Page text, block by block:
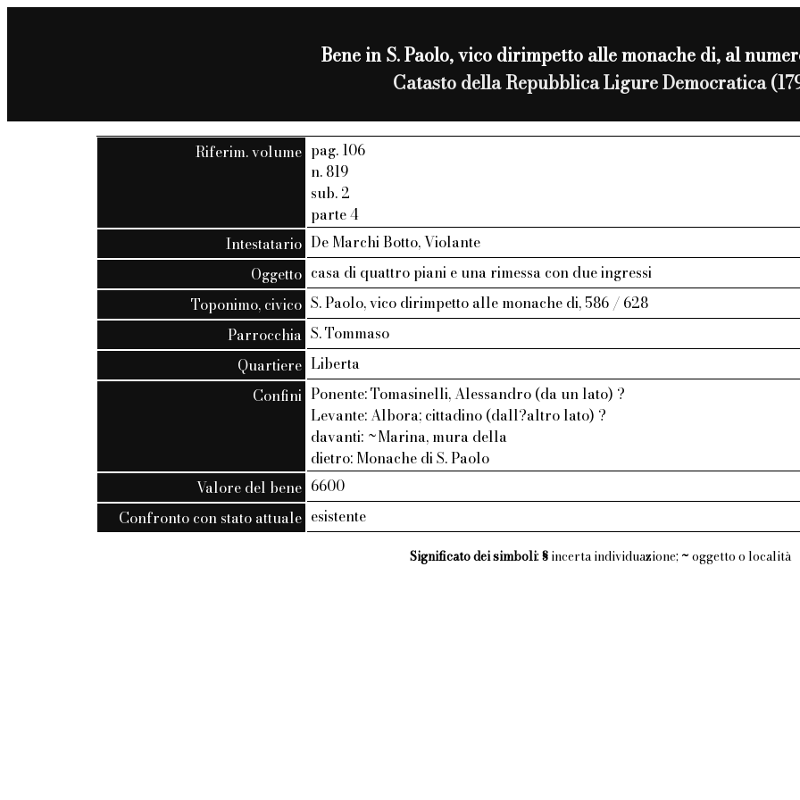
Bene in S. Paolo, vico dirimpetto alle monache di, al
Catasto della Repubblica Ligure Democratica
Riferim. volume pag. 106
n. 819
sub. 2
parte 4
Intestatario De Marchi Botto, Violante
Oggetto casa di quattro piani e una rimessa con due ingressi
Toponimo, civico S. Paolo, vico dirimpetto alle monache di, 586 / 628
Parrocchia S. Tommaso
Quartiere Liberta
Confini Ponente: Tomasinelli, Alessandro (da un lato) ?
Levante: Albora; cittadino (dall?altro lato) ?
davanti: ~Marina, mura della
dietro: Monache di S. Paolo
Valore del bene 6600
Confronto con stato attuale esistente
Significato dei simboli: §incerta individuazione; ~ oggetto o località